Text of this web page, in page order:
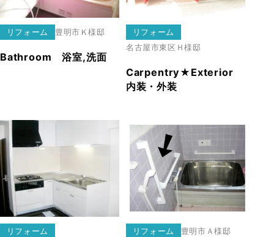
リフォーム 豊明市 Ｋ様邸
Bathroom 浴室,洗面
リフォーム
名古屋市東区 Ｈ様邸
Carpentry★Exterior
内装・外装
リフォーム
リフォーム 豊明市 Ａ様邸